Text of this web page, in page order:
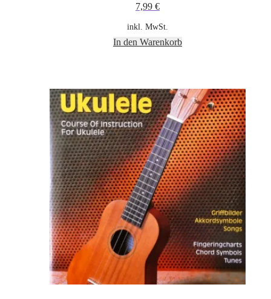
7,99 €
inkl. MwSt.
In den Warenkorb